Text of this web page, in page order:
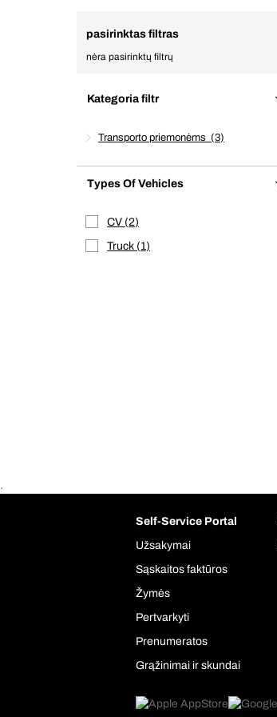
pasirinktas filtras
nėra pasirinktų filtrų
Kategoria filtr
Transporto priemonėms 3
Types Of Vehicles
CV 2
Truck 1
.
Self-Service Portal
Užsakymai
Sąskaitos faktūros
Žymės
Pertvarkyti
Prenumeratos
Grąžinimai ir skundai